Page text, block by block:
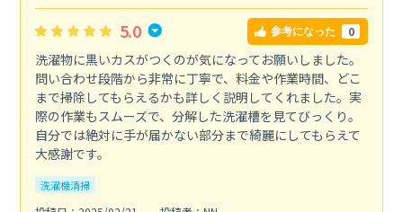
5.0 参考になった 0
洗濯物に黒いカスがつくのが気になってお願いしました。
問い合わせ段階から非常に丁寧で、料金や作業時間、どこ
まで掃除してもらえるかも詳しく説明してくれました。実
際の作業もスムーズで、分解した洗濯槽を見てびっくり。
自分では絶対に手が届かない部分まで綺麗にしてもらえて
大感謝です。
洗濯機清掃